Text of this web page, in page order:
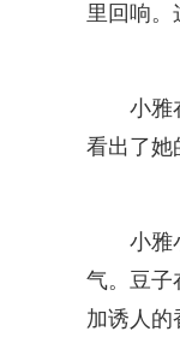
里回响。
小雅
看出了她
小雅
气。豆子
加诱人的